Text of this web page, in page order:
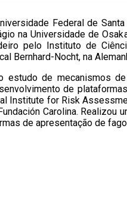
Federal de
na Universidade de
pelo Instituto de
Bernhard-Nocht, na
de mecanismos
de
Institute for Risk
Carolina. Realizou
de apresentação de